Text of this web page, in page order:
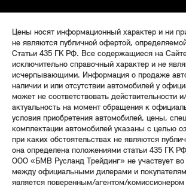
Цены носят информационный характер и ни
не являются публичной офертой,
Статьи 435 ГК РФ. Все содержащиеся на
исключительно справочный характер и не
исчерпывающими. Информация о продаже
наличии и или отсутствии автомобилей у
может не соответствовать действительности
актуальность на момент обращения к
условия приобретения автомобилей, цены,
комплектации автомобилей указаны с целью
при каких обстоятельствах не являются
она определена положениями статьи 435 ГК
ООО «БМВ Русланд Трейдинг» не участвует
между официальными дилерами и
является поверенным/агентом/